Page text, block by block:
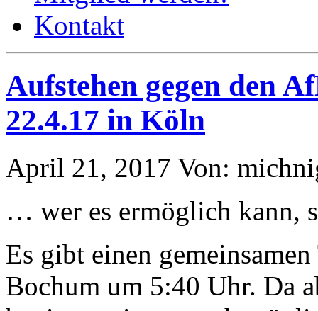
Kontakt
Aufstehen gegen den
22.4.17 in Köln
April 21, 2017 Von:
… wer es ermöglich kann,
Es gibt einen
Bochum um 5:40 Uhr. Da